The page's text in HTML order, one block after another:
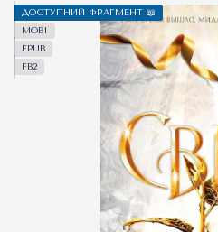
ДОСТУПНИЙ ФРАГМЕНТ 📖
MOBI
EPUB
FB2